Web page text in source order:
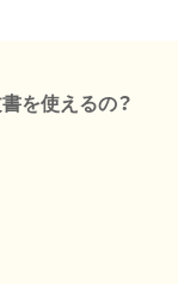
を使えるの？